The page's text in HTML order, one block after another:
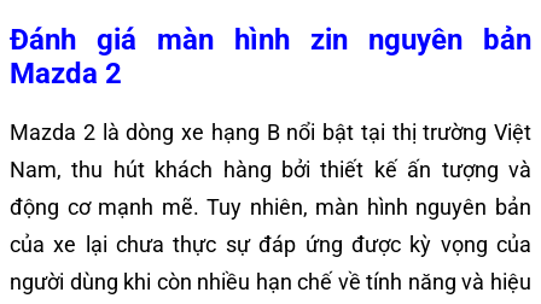
Đánh giá màn hình zin nguyên bản
Mazda 2
Mazda 2 là dòng xe hạng B nổi bật tại thị trường Việt
Nam, thu hút khách hàng bởi thiết kế ấn tượng và
động cơ mạnh mẽ. Tuy nhiên, màn hình nguyên bản
của xe lại chưa thực sự đáp ứng được kỳ vọng của
người dùng khi còn nhiều hạn chế về tính năng và hiệu